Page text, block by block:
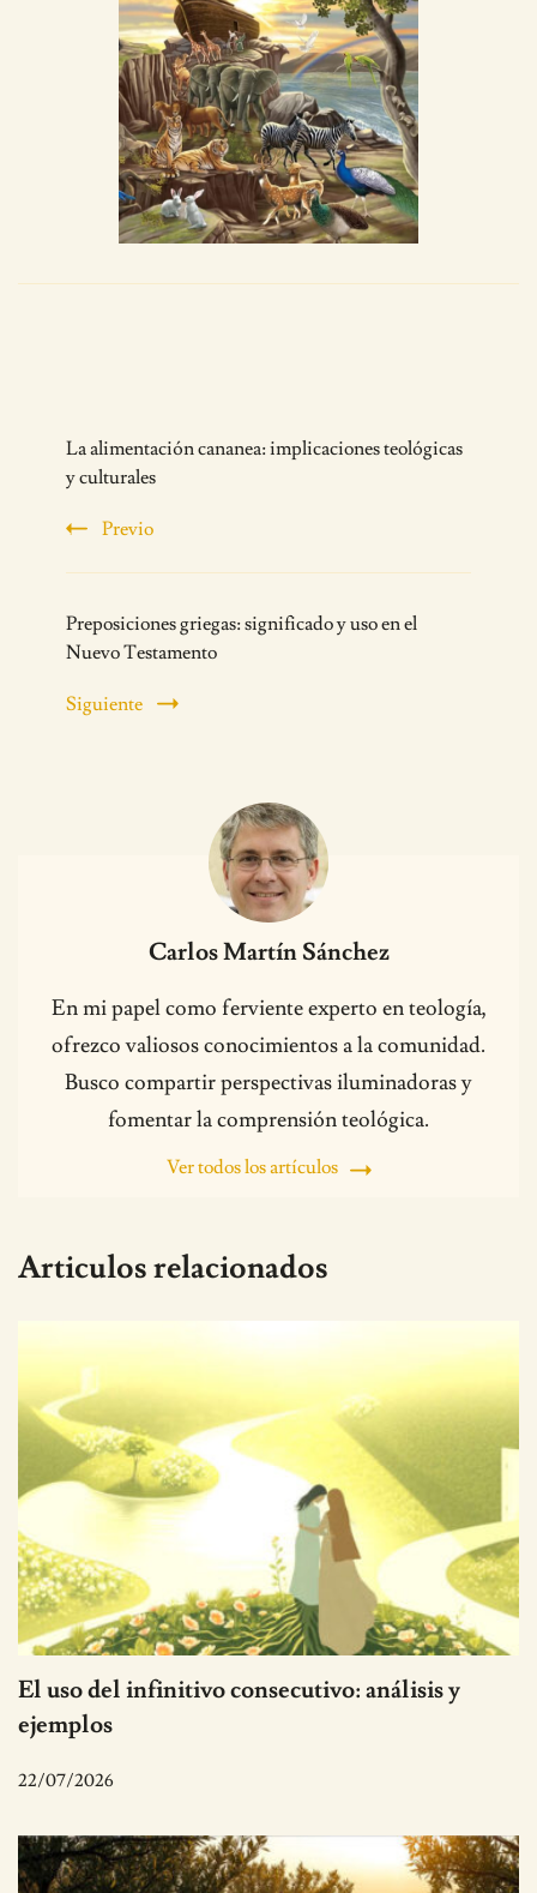
Navigation
La alimentación cananea: implicaciones teológicas
y culturales
Previo
Preposiciones griegas: significado y uso en el
Nuevo Testamento
Siguiente
Carlos Martín Sánchez
En mi papel como ferviente experto en teología,
ofrezco valiosos conocimientos a la comunidad.
Busco compartir perspectivas iluminadoras y
fomentar la comprensión teológica.
Ver todos los artículos
Articulos relacionados
El uso del infinitivo consecutivo: análisis y
ejemplos
22/07/2026